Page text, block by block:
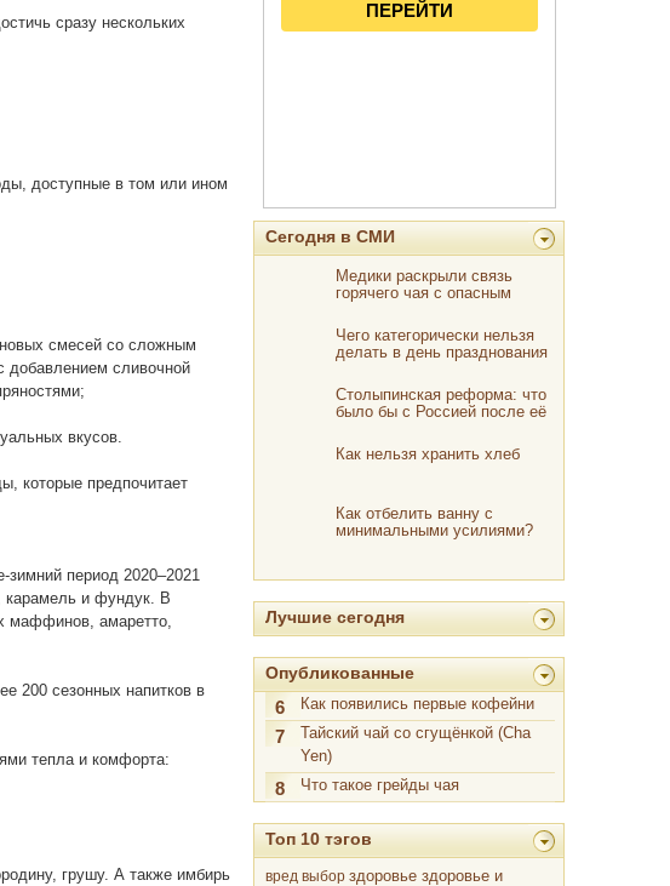
сразу нескольких
доступные в том или ином
смесей со сложным
добавлением сливочной
вкусов.
которые предпочитает
зимний период 2020–2021
карамель и фундук. В
маффинов, амаретто,
200 сезонных напитков в
тепла и комфорта:
грушу. А также имбирь
Сегодня в СМИ
Медики раскрыли связь
горячего чая с опасным
Чего категорически нельзя
делать в день празднования
Столыпинская реформа: что
было бы с Россией после её
Как нельзя хранить хлеб
Как отбелить ванну с
минимальными усилиями?
Лучшие сегодня
Опубликованные
6
Как появились первые кофейни
7
Тайский чай со сгущёнкой (Cha
Yen)
8 Что такое грейды чая
Топ 10 тэгов
вред выбор здоровье здоровье и